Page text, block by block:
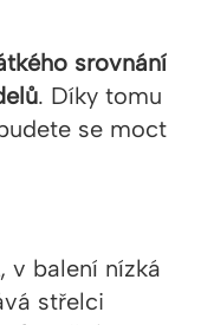
srovnání
. Díky tomu
se moct
v balení nízká
střelci